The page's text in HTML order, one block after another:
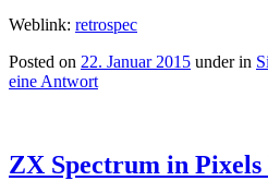
Weblink: retrospec
Posted on 22. Januar 2015 under in
eine Antwort
ZX Spectrum in